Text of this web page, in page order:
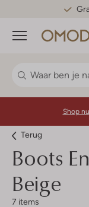
Menu
Shop
Terug
Boots
Beige
7 items